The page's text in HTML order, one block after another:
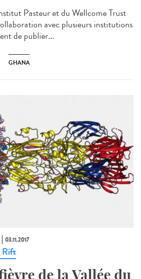
Pasteur et du Wellcome Trust
avec plusieurs institutions
de publier...
GHANA
03.11.2017
Rift
de la Vallée du